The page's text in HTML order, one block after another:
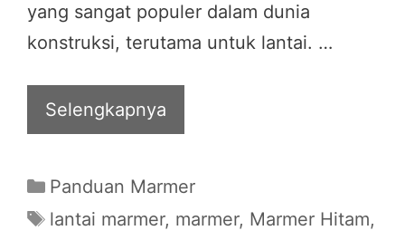
yang sangat populer dalam dunia
konstruksi, terutama untuk lantai. …
Selengkapnya
Categories
Panduan Marmer
Tags
lantai marmer, marmer, Marmer Hitam,